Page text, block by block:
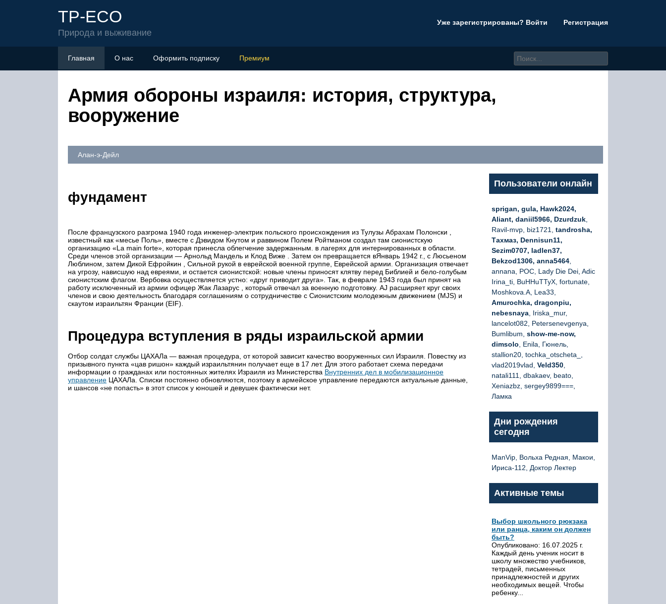
TP-ECO
Природа и выживание
Уже зарегистрированы? Войти Регистрация
Главная О нас Оформить подписку Премиум
Армия обороны израиля: история, структура,
вооружение
Алан-э-Дейл
фундамент
После французского разгрома 1940 года инженер-электрик польского происхождения из Тулузы Абрахам Полонски ,
известный как «месье Поль», вместе с Дэвидом Кнутом и раввином Полем Ройтманом создал там сионистскую
организацию «La main forte», которая принесла облегчение задержанным. в лагерях для интернированных в области.
Среди членов этой организации — Арнольд Мандель и Клод Виже . Затем он превращается вЯнварь 1942 г., с Люсьеном
Люблином, затем Дикой Ефройкин , Сильной рукой в ​​еврейской военной группе, Еврейской армии. Организация отвечает
на угрозу, нависшую над евреями, и остается сионистской: новые члены приносят клятву перед Библией и бело-голубым
сионистским флагом. Вербовка осуществляется устно: «друг приводит друга». Так, в феврале 1943 года был принят на
работу исключенный из армии офицер Жак Лазарус , который отвечал за военную подготовку. AJ расширяет круг своих
членов и свою деятельность благодаря соглашениям о сотрудничестве с Сионистским молодежным движением (MJS) и
скаутом израильтян Франции (EIF).
Процедура вступления в ряды израильской армии
Отбор солдат службы ЦАХАЛа — важная процедура, от которой зависит качество вооруженных сил Израиля. Повестку из
призывного пункта «цав ришон» каждый израильтянин получает еще в 17 лет. Для этого работает схема передачи
информации о гражданах или постоянных жителях Израиля из Министерства Внутренних дел в мобилизационное
управление ЦАХАЛа. Списки постоянно обновляются, поэтому в армейское управление передаются актуальные данные,
и шансов «не попасть» в этот список у юношей и девушек фактически нет.
Пользователи онлайн
sprigan, gula, Hawk2024,
Aliant, daniil5966, Dzurdzuk
Ravil-mvp, biz1721, tandrosha,
Тахмаз, Dennisun11,
Sezim0707, ladlen37,
Bekzod1306, anna5464
annana, РОС, Lady Die Dei, Adic
Irina_ti, BuHHuTTyX, fortunate,
Moshkova.A, Lea33,
Amurochka, dragonpiu,
nebesnaya , Iriska_mur,
lancelot082, Petersenevgenya,
Bumlibum, show-me-now,
dimsolo , Enila, Гюнель,
stallion20, tochka_otscheta_,
vlad2019vlad, Veld350
natali111, dbakaev, beato,
Xeniazbz, sergey9899===,
Ламка
Дни рождения
сегодня
ManVip, Вольха Редная, Макои,
Ириса-112, Доктор Лектер
Активные темы
Выбор школьного рюкзака
или ранца, каким он должен
быть?
Опубликовано: 16.07.2025 г.
Каждый день ученик носит в
школу множество учебников,
тетрадей, письменных
принадлежностей и других
необходимых вещей. Чтобы
ребенку...